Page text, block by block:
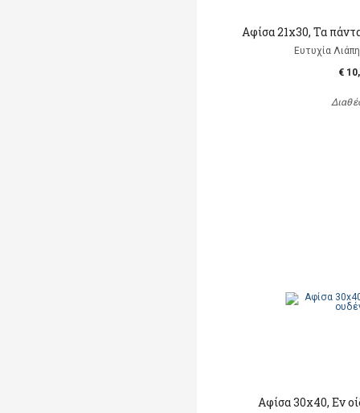
Αφίσα 21x30, Τα
Ευτυχία
€
Αφίσα 30x40, Εν